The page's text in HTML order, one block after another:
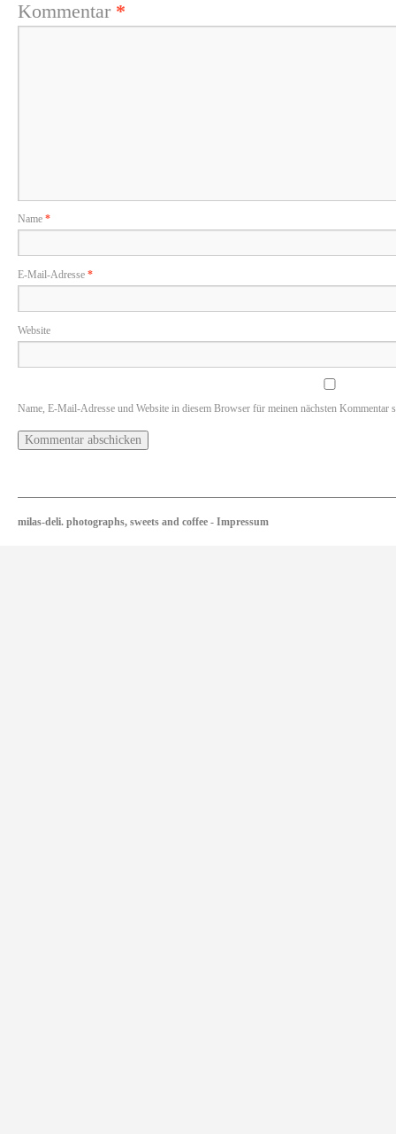
Kommentar *
Name *
E-Mail-Adresse *
Website
Name, E-Mail-Adresse und Website in diesem Browser für meinen nächsten Kommentar
milas-deli. photographs, sweets and coffee - Impressum